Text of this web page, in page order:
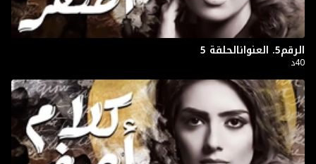
الرقم5. العنوانالحلقة 5
40د